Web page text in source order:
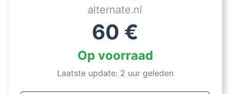
alternate.nl
60 €
Op voorraad
Laatste update: 2 uur geleden